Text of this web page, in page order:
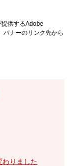
供するAdobe
ナーのリンク先から
わりました